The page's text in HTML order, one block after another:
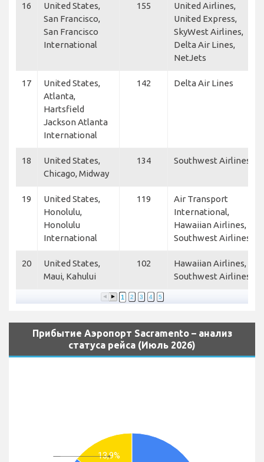
16
United States,
San Francisco,
San Francisco
International
155
United Airlines,
United Express,
SkyWest Airlines,
Delta Air Lines,
NetJets
17
United States,
Atlanta,
Hartsfield
Jackson Atlanta
International
142 Delta Air Lines
18
United States,
Chicago, Midway
134 Southwest Airlines
19
United States,
Honolulu,
Honolulu
International
119
Air Transport
International,
Hawaiian Airlines,
Southwest Airlines
20
United States,
Maui, Kahului
102
Hawaiian Airlines,
Southwest Airlines
1 2 3 4 5
Прибытие Аэропорт Sacramento – анализ
статуса рейса (Июль 2026)
13,9%